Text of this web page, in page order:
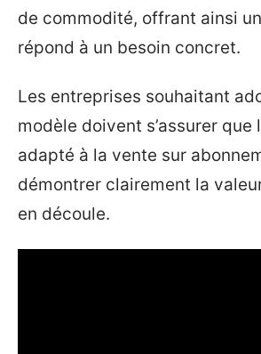
de commodité, offrant ainsi
répond à un besoin concret.
Les entreprises souhaitant
modèle doivent s’assurer
adapté à la vente sur
démontrer clairement la
en découle.